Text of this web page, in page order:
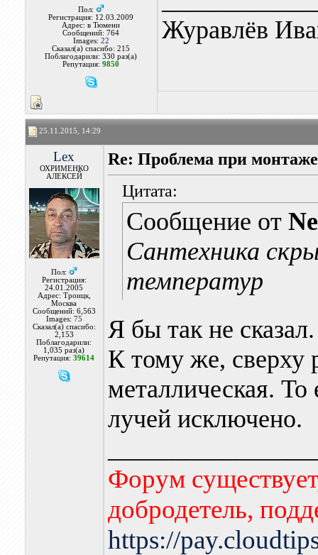
Пол:
Регистрация: 12.03.2009
Адрес: в Тюмени
Сообщений: 764
Images: 22
Сказал(а) спасибо: 215
Поблагодарили: 330 раз(а)
Репутация:9850
Журавлёв
25.11.2015, 14:29
Lex
ОХРИМЕНКО
АЛЕКСЕЙ
Пол:
Регистрация:
24.01.2005
Адрес: Троицк,
Москва
Сообщений: 6,563
Images: 75
Сказал(а) спасибо:
2,153
Поблагодарили:
1,035 раз(а)
Репутация:39614
Re: Проблема при
Цитата:
Сообщение от
Сантехника
температур
Я бы так не сказал.
К тому же, сверху
металлическая.
лучей исключено.
Форум
добродетель,
https://